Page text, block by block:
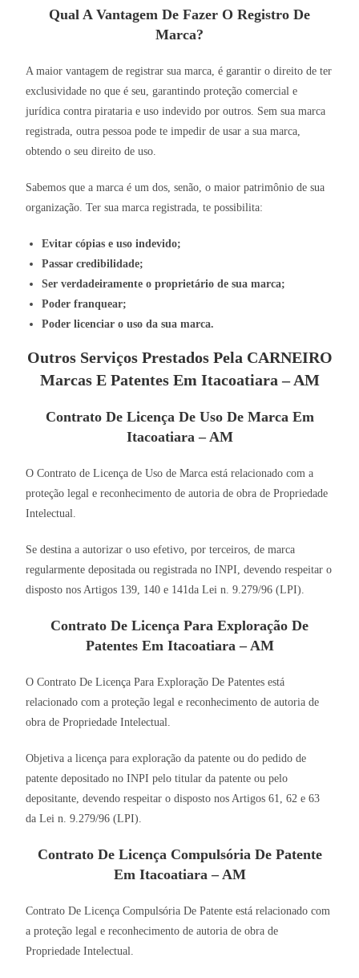
Qual A Vantagem De Fazer O Registro De
Marca?
A maior vantagem de registrar sua marca, é garantir o direito de ter
exclusividade no que é seu, garantindo proteção comercial e
jurídica contra pirataria e uso indevido por outros. Sem sua marca
registrada, outra pessoa pode te impedir de usar a sua marca,
obtendo o seu direito de uso.
Sabemos que a marca é um dos, senão, o maior patrimônio de sua
organização. Ter sua marca registrada, te possibilita:
Evitar cópias e uso indevido;
Passar credibilidade;
Ser verdadeiramente o proprietário de sua marca;
Poder franquear;
Poder licenciar o uso da sua marca.
Outros Serviços Prestados Pela CARNEIRO
Marcas E Patentes Em Itacoatiara – AM
Contrato De Licença De Uso De Marca Em
Itacoatiara – AM
O Contrato de Licença de Uso de Marca está relacionado com a
proteção legal e reconhecimento de autoria de obra de Propriedade
Intelectual.
Se destina a autorizar o uso efetivo, por terceiros, de marca
regularmente depositada ou registrada no INPI, devendo respeitar o
disposto nos Artigos 139, 140 e 141da Lei n. 9.279/96 (LPI).
Contrato De Licença Para Exploração De
Patentes Em Itacoatiara – AM
O Contrato De Licença Para Exploração De Patentes está
relacionado com a proteção legal e reconhecimento de autoria de
obra de Propriedade Intelectual.
Objetiva a licença para exploração da patente ou do pedido de
patente depositado no INPI pelo titular da patente ou pelo
depositante, devendo respeitar o disposto nos Artigos 61, 62 e 63
da Lei n. 9.279/96 (LPI).
Contrato De Licença Compulsória De Patente
Em Itacoatiara – AM
Contrato De Licença Compulsória De Patente está relacionado com
a proteção legal e reconhecimento de autoria de obra de
Propriedade Intelectual.